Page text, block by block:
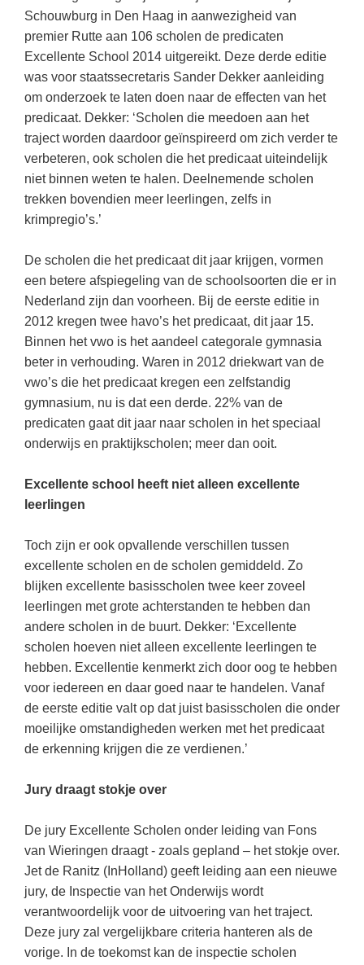
Digitaal onderwijs
Cito toets
Eindexamens
iPad scholen
NIEUWSARCHIEF
Augustus 2026
Juli 2026
Juni 2026
Mei 2026
April 2026
Lespakket ‘Circulaire Economie - van
verpakking tot nieuwe grondstof’
Gastles Zeebenen in de klas
Cursus Leer het heelal begrijpen
practicumvoorbereiding: gratis online
hulpmiddelen voor science-docenten en
TOA's
DGM in de klas
Frans
Engels(17)
Techniek
Open vacature(16)
Duits(14)
Lichamelijke opvoeding(13)
Biologie(12)
Amsterdam(56)
Rotterdam
Den Haag(34)
Almere(23)
Dordrecht
Eindhoven(13)
Amersfoort
Kerst kleurplaten
PUZZELS
Kruiswoordpuzzels
Raadsels
Rebussen
Biologie
Burgerschap
Duits
Economie
Engels
Filosofie
Fries (Frysk)
Geschiedenis
Handelswetenschappen
Klassieke Talen
Letterkunde
Levensbeschouwing
Muziek
Nederlands
Rekenen / Wiskunde
Scheikunde
Sociale vaardigheden
Studievaardigheden
Techniek
Verkeer
Verzorging
THEMA'S
Budgetteren
De boerderij
Boek: Kleine werelden van het zonnestelsel
Leren met klassieke muziek
Lasermachine voor het onderwijs
Lasergraaf
Onderwijs opleidingen
Gratis lesmateriaal Dove self-esteem
Ontdek Memo voor de onderbouw zelf!
Maak uw leerlingen mediawijs!
op je eigen niveau
Taalzee: adaptief oefenen en toetsen
Theater als middel voor het aanleren van
sociale vaardigheden
(hersen)onderzoek
Meesterbaan onderwijsvacatures
LEERMETHODEN
Biologie
Examentraining
Geschiedenis
Media
Nederlands
Rekenen
Sociale vaardigheden
Studievaardigheden
Taalvaardigheden
Biologie
Geld PO
Geld VO
Geschiedenis
Maatschappijleer
Schouwburg in Den Haag in aanwezigheid van
premier Rutte aan 106 scholen de predicaten
Excellente School 2014 uitgereikt. Deze derde editie
was voor staatssecretaris Sander Dekker aanleiding
om onderzoek te laten doen naar de effecten van het
predicaat. Dekker: ‘Scholen die meedoen aan het
traject worden daardoor geïnspireerd om zich verder te
verbeteren, ook scholen die het predicaat uiteindelijk
niet binnen weten te halen. Deelnemende scholen
trekken bovendien meer leerlingen, zelfs in
krimpregio’s.’
De scholen die het predicaat dit jaar krijgen, vormen
een betere afspiegeling van de schoolsoorten die er in
Nederland zijn dan voorheen. Bij de eerste editie in
2012 kregen twee havo’s het predicaat, dit jaar 15.
Binnen het vwo is het aandeel categorale gymnasia
beter in verhouding. Waren in 2012 driekwart van de
vwo’s die het predicaat kregen een zelfstandig
gymnasium, nu is dat een derde. 22% van de
predicaten gaat dit jaar naar scholen in het speciaal
onderwijs en praktijkscholen; meer dan ooit.
Excellente school heeft niet alleen excellente
leerlingen
Toch zijn er ook opvallende verschillen tussen
excellente scholen en de scholen gemiddeld. Zo
blijken excellente basisscholen twee keer zoveel
leerlingen met grote achterstanden te hebben dan
andere scholen in de buurt. Dekker: ‘Excellente
scholen hoeven niet alleen excellente leerlingen te
hebben. Excellentie kenmerkt zich door oog te hebben
voor iedereen en daar goed naar te handelen. Vanaf
de eerste editie valt op dat juist basisscholen die onder
moeilijke omstandigheden werken met het predicaat
de erkenning krijgen die ze verdienen.’
Jury draagt stokje over
De jury Excellente Scholen onder leiding van Fons
van Wieringen draagt - zoals gepland – het stokje over.
Jet de Ranitz (InHolland) geeft leiding aan een nieuwe
jury, de Inspectie van het Onderwijs wordt
verantwoordelijk voor de uitvoering van het traject.
Deze jury zal vergelijkbare criteria hanteren als de
vorige. In de toekomst kan de inspectie scholen